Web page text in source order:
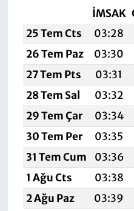
İMSAK
25 Tem Cts
03:28
26 Tem Paz
03:30
27 Tem Pts
03:31
28 Tem Sal
03:32
29 Tem Çar
03:34
30 Tem Per
03:35
31 Tem Cum
03:36
1 Ağu Cts
03:38
2 Ağu Paz
03:39